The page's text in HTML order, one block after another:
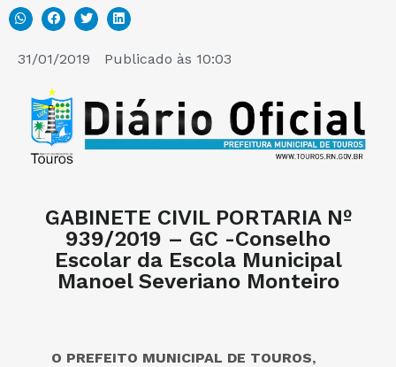
31/01/2019 Publicado às 10:03
GABINETE CIVIL PORTARIA Nº
939/2019 – GC -Conselho
Escolar da Escola Municipal
Manoel Severiano Monteiro
O PREFEITO MUNICIPAL DE TOUROS,
E-SIC
PERGUNTAS FREQUENTES